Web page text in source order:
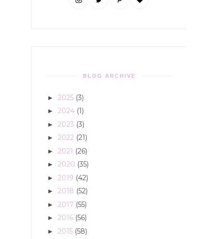
BLOG ARCHIVE
► 2025 (3)
► 2024 (1)
► 2023 (3)
► 2022 (21)
► 2021 (26)
► 2020 (35)
► 2019 (42)
► 2018 (52)
► 2017 (55)
► 2016 (56)
► 2015 (58)